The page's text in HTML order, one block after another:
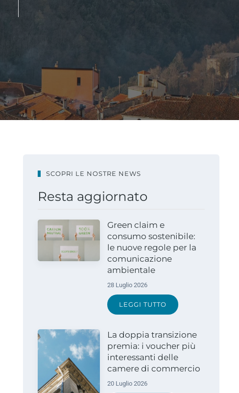
SCOPRI LE NOSTRE NEWS
Resta aggiornato
Green claim e
consumo sostenibile:
le nuove regole per la
comunicazione
ambientale
28 Luglio 2026
LEGGI TUTTO
La doppia transizione
premia: i voucher più
interessanti delle
camere di commercio
20 Luglio 2026